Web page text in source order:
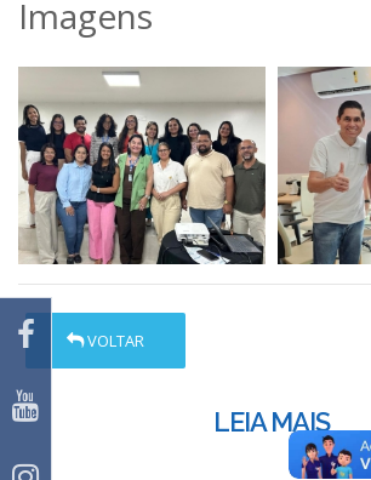
Imagens
VOLTAR
LEIA MAIS